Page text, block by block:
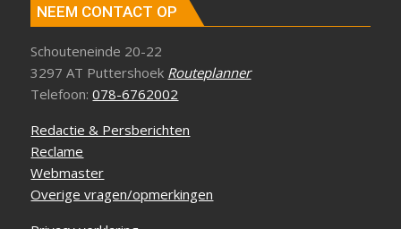
NEEM CONTACT OP
Schouteneinde 20-22
3297 AT Puttershoek Routeplanner
Telefoon:078-6762002
Redactie & Persberichten
Reclame
Webmaster
Overige vragen/opmerkingen